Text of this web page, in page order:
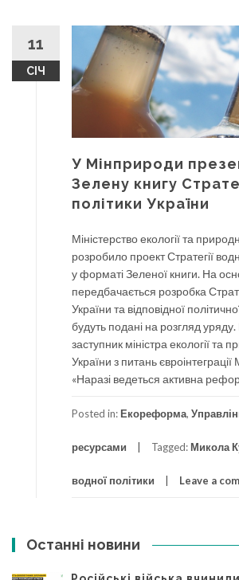
11
СІЧ
У Мінприроди
Зелену книгу
політики України
Міністерство екології та
розробило проект Стратегії
у форматі Зеленої книги. На
передбачається розробка
України та відповідної
будуть подані на розгляд
заступник міністра екології та
України з питань
«Наразі ведеться активна
Posted in: Екореформа,
ресурсами Tagged: Микола
водної політики Leave a
Останні новини